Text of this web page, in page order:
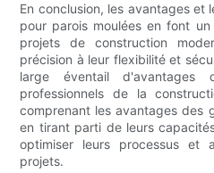
En conclusion, les avantages et
pour parois moulées en font
projets de construction
précision à leur flexibilité et
large éventail d'avantages
professionnels de la
comprenant les avantages des
en tirant parti de leurs
optimiser leurs processus et
projets.